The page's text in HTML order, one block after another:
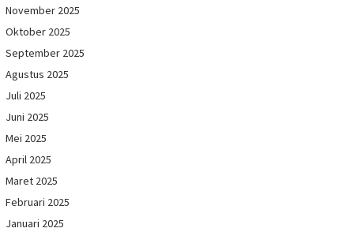
November 2025
Oktober 2025
September 2025
Agustus 2025
Juli 2025
Juni 2025
Mei 2025
April 2025
Maret 2025
Februari 2025
Januari 2025